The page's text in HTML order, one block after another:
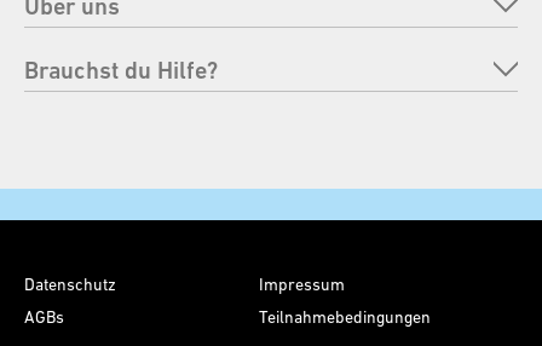
Über uns
Unternehmen
Brauchst du Hilfe?
Zahlungsmöglichkeiten
Pflegehinweise
Datenschutz
Impressum
AGBs
Teilnahmebedingungen